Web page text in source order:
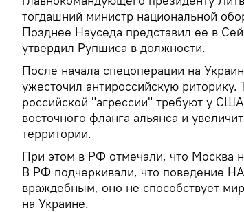
тогдашний министр национальной
Позднее Науседа представил ее в
утвердил Рупшиса в должности.
После начала спецоперации на
ужесточил антироссийскую
российской "агрессии" требуют у
восточного фланга альянса и
территории.
При этом в РФ отмечали, что Москва
В РФ подчеркивали, что поведение
враждебным, оно не способствует
на Украине.